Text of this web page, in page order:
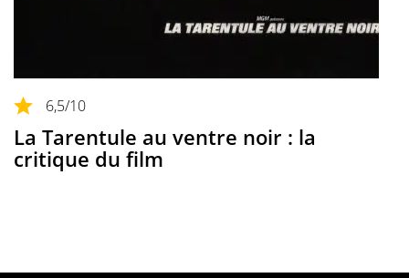
6,5/10
La Tarentule au ventre noir : la
critique du film